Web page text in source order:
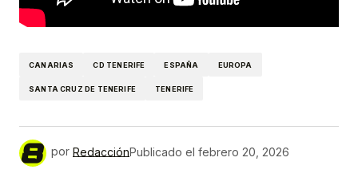
CANARIAS CD TENERIFE ESPAÑA EUROPA
SANTA CRUZ DE TENERIFE TENERIFE
por RedacciónPublicado el febrero 20, 2026